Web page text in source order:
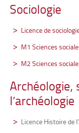
Sociologie
Licence de
M1 Sciences
M2 Sciences
Archéologie,
l’archéologie
Licence Histoire de